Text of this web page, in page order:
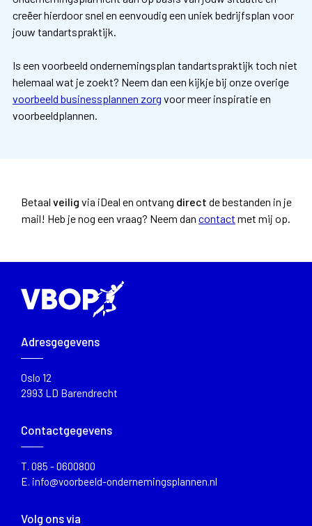
creëer hierdoor snel en eenvoudig een uniek bedrijfsplan voor
jouw tandartspraktijk.
Is een voorbeeld ondernemingsplan tandartspraktijk toch niet
helemaal wat je zoekt? Neem dan een kijkje bij onze overige
voorbeeld businessplannen zorg voor meer inspiratie en
voorbeeldplannen.
Betaal veilig via iDeal en ontvang direct de bestanden in je
mail! Heb je nog een vraag? Neem dan contact met mij op.
Adresgegevens
Oslo 12
2993 LD Barendrecht
Contactgegevens
T. 085 - 0600800
E. info@voorbeeld-ondernemingsplannen.nl
Volg ons via